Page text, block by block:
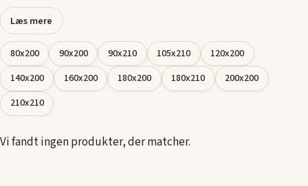
Denne seng kombinerer komfort og funktionalitet, hvilket
giver dig den støtte, du behøver for en sund og afslappende
søvn hele natten.
Vores udvalg afsenge 160x210 tilbyder dig flere muligheder
for at vælge en seng, der passer til dine søvnbehov. Uanset om
du foretrækker en fast eller blødere
som sikrer, at du vågner op veludhvilet og energisk.
Læs mere
80x200 90x200 90x210 105x210
120x200
140x200
160x200 180x200 180x210
200x200
210x210
Vi fandt ingen produkter, der matcher.